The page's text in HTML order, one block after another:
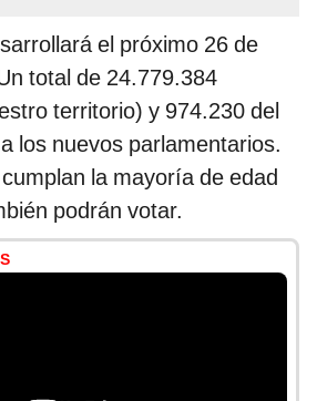
el próximo 26 de
total de 24.779.384
territorio) y 974.230 del
los nuevos parlamentarios.
la mayoría de edad
podrán votar.